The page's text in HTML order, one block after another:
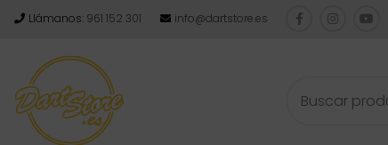
Llámanos: 961 152 301 info@dartstore.es